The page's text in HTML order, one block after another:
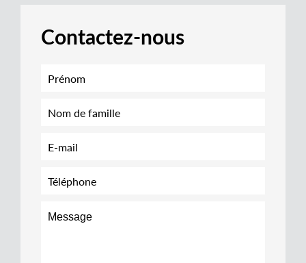
Contactez-nous